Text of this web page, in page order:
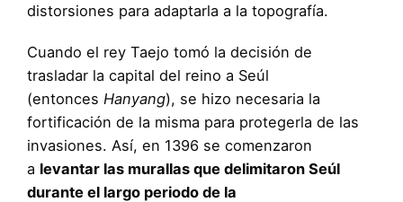
distorsiones para adaptarla a la topografía.
Cuando el rey Taejo tomó la decisión de
trasladar la capital del reino a Seúl
(entonces Hanyang), se hizo necesaria la
fortificación de la misma para protegerla de las
invasiones. Así, en 1396 se comenzaron
a levantar las murallas que delimitaron Seúl
durante el largo periodo de la